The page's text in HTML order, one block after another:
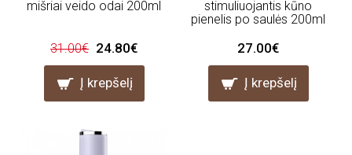
mišriai veido odai 200ml
31.00€ 24.80€
Į krepšelį
stimuliuojantis kūno
pienelis po saulės 200ml
27.00€
Į krepšelį